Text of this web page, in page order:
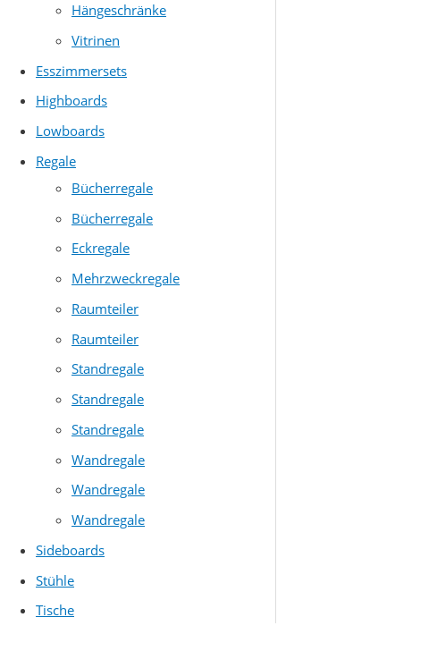
Hängeschränke
Vitrinen
Esszimmersets
Highboards
Lowboards
Regale
Bücherregale
Bücherregale
Eckregale
Mehrzweckregale
Raumteiler
Raumteiler
Standregale
Standregale
Standregale
Wandregale
Wandregale
Wandregale
Sideboards
Stühle
Tische